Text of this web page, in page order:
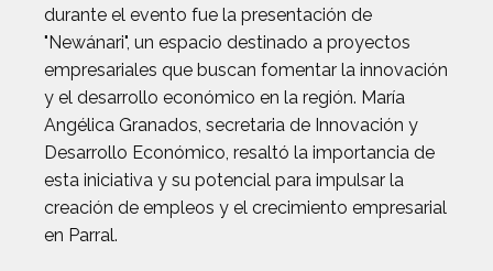
durante el evento fue la presentación de
"Newánari", un espacio destinado a proyectos
empresariales que buscan fomentar la innovación
y el desarrollo económico en la región. María
Angélica Granados, secretaria de Innovación y
Desarrollo Económico, resaltó la importancia de
esta iniciativa y su potencial para impulsar la
creación de empleos y el crecimiento empresarial
en Parral.